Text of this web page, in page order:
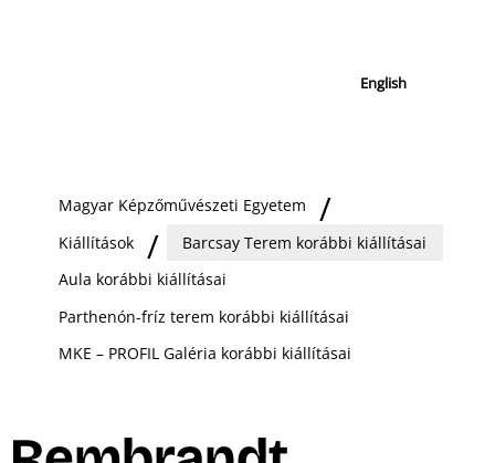
English
Magyar Képzőművészeti Egyetem
Kiállítások
Barcsay Terem korábbi kiállításai
Aula korábbi kiállításai
Parthenón-fríz terem korábbi kiállításai
MKE – PROFIL Galéria korábbi kiállításai